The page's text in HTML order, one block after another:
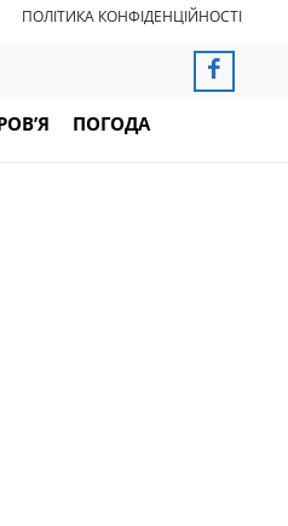
ПОЛІТИКА КОНФІДЕНЦІЙНОСТІ
ПОГОДА